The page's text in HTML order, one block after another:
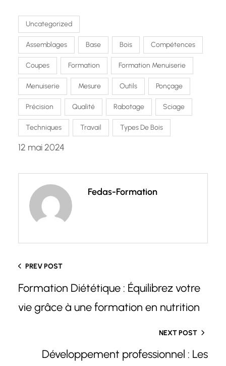
Uncategorized
Assemblages Base Bois Compétences
Coupes Formation Formation Menuiserie
Menuiserie Mesure Outils Ponçage
Précision Qualité Rabotage Sciage
Techniques Travail Types De Bois
12 mai 2024
Fedas-Formation
PREV POST
Formation Diététique : Équilibrez votre
vie grâce à une formation en nutrition
NEXT POST
Développement professionnel : Les